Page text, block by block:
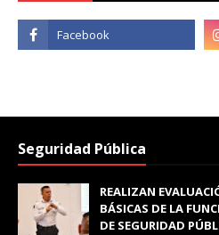
Seguridad Pública
REALIZAN
BÁSICAS DE LA
DE SEGURIDAD